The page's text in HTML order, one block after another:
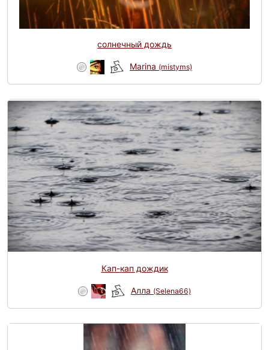
солнечный дождь
Marina (mistyms)
Кап-кап дождик
Алла (Selena66)